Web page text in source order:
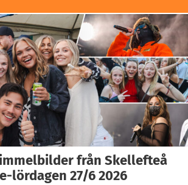
från Skellefteå
lördagen 27/6 2026